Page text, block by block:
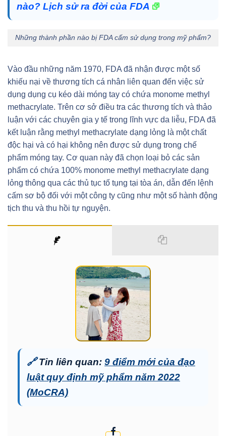
nào? Lịch sử ra đời của FDA
Những thành phần nào bị FDA cấm sử dụng trong mỹ phẩm?
Vào đầu những năm 1970, FDA đã nhận được một số
khiếu nại về thương tích cá nhân liên quan đến việc sử
dụng dụng cụ kéo dài móng tay có chứa monome methyl
methacrylate. Trên cơ sở điều tra các thương tích và thảo
luận với các chuyên gia y tế trong lĩnh vực da liễu, FDA đã
kết luận rằng methyl methacrylate dạng lỏng là một chất
độc hại và có hại không nên được sử dụng trong chế
phẩm móng tay. Cơ quan này đã chọn loại bỏ các sản
phẩm có chứa 100% monome methyl methacrylate dạng
lỏng thông qua các thủ tục tố tụng tại tòa án, dẫn đến lệnh
cấm sơ bộ đối với một công ty cũng như một số hành động
tịch thu và thu hồi tự nguyện.
🔗Tin liên quan: 9 điểm mới của đạo
luật quy định mỹ phẩm năm 2022
(MoCRA)